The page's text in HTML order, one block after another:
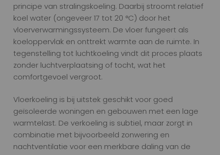
principe van stralingskoeling. Daarbij stroomt relatief
koel water (ongeveer 17 tot 20 °C) door het
vloerverwarmingssysteem. De vloer fungeert als
koeloppervlak en onttrekt warmte aan de ruimte. In
tegenstelling tot luchtkoeling vindt dit proces plaats
zonder luchtverplaatsing of tocht, wat het
comfortgevoel vergroot.
Vloerkoeling is bij uitstek geschikt voor goed
geïsoleerde woningen en gebouwen met een lage
warmtelast. De verkoeling is subtiel, maar zorgt in
combinatie met bijvoorbeeld zonwering en
nachtventilatie voor een merkbare daling van de